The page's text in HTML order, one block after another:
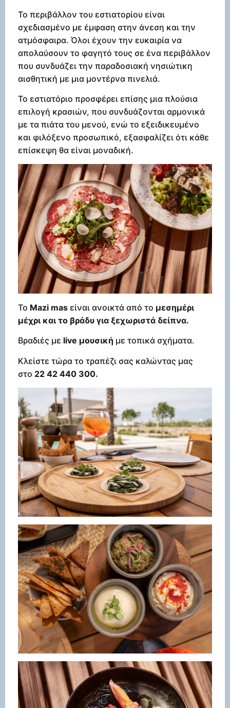
Το περιβάλλον του εστιατορίου είναι
σχεδιασμένο με έμφαση στην άνεση και την
ατμόσφαιρα. Όλοι έχουν την ευκαιρία να
απολαύσουν το φαγητό τους σε ένα περιβάλλον
που συνδυάζει την παραδοσιακή νησιώτικη
αισθητική με μια μοντέρνα πινελιά.
Το εστιατόριο προσφέρει επίσης μια πλούσια
επιλογή κρασιών, που συνδυάζονται αρμονικά
με τα πιάτα του μενού, ενώ το εξειδικευμένο
και φιλόξενο προσωπικό, εξασφαλίζει ότι κάθε
επίσκεψη θα είναι μοναδική.
Το Mazi mas είναι ανοικτά από το μεσημέρι
μέχρι και το βράδυ για ξεχωριστά δείπνα.
Βραδιές με live μουσική με τοπικά σχήματα.
Κλείστε τώρα το τραπέζι σας καλώντας μας
στο 22 42 440 300.